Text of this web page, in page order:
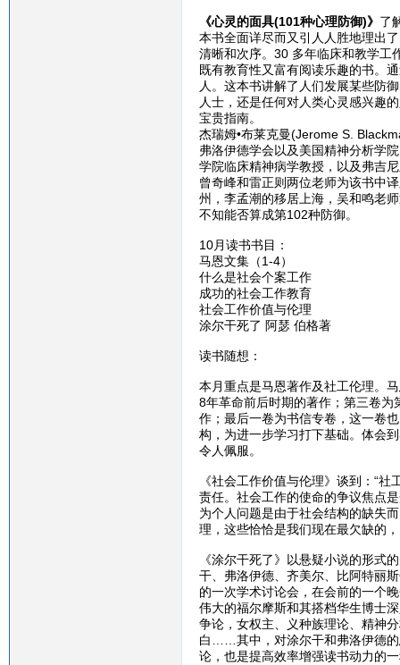
《心灵的面具(101种心理防御)》 了
本书全面详尽而又引人人胜地理
清晰和次序。30 多年临床和教学工
既有教育性又富有阅读乐趣的书。
人。这本书讲解了人们发展某些防
人士，还是任何对人类心灵感兴趣
宝贵指南。
杰瑞姆•布莱克曼(Jerome S.
弗洛伊德学会以及美国精神分析学
学院临床精神病学教授，以及弗吉
曾奇峰和雷正则两位老师为该书中
州，李孟潮的移居上海，吴和鸣老
不知能否算成第102种防御。
10月读书书目：
马恩文集（1-4）
什么是社会个案工作
成功的社会工作教育
社会工作价值与伦理
涂尔干死了 阿瑟 伯格著
读书随想：
本月重点是马恩著作及社工伦理。
8年革命前后时期的著作；第三卷
作；最后一卷为书信专卷，这一卷
构，为进一步学习打下基础。体会
令人佩服。
《社会工作价值与伦理》谈到：“
责任。社会工作的使命的争议焦点
为个人问题是由于社会结构的缺失
理，这些恰恰是我们现在最欠缺的
《涂尔干死了》以悬疑小说的形式
干、弗洛伊德、齐美尔、比阿特丽
的一次学术讨论会，在会前的一个
伟大的福尔摩斯和其搭档华生博士
争论，女权主、义种族理论、精神
白……其中，对涂尔干和弗洛伊德的
论，也是提高效率增强读书动力的